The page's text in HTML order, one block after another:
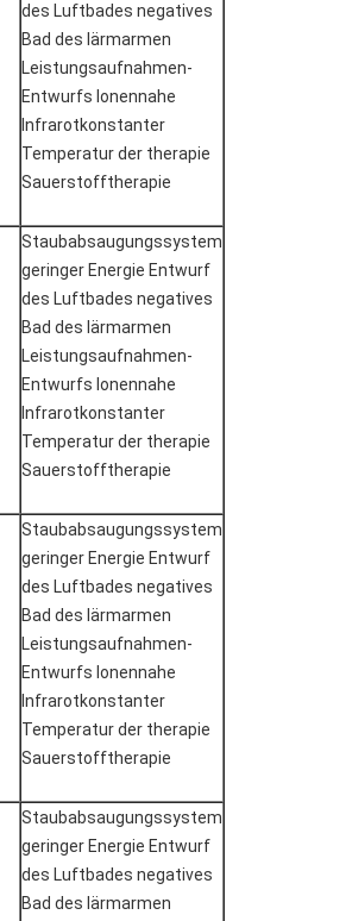
des Luftbades negatives
Bad des lärmarmen
Leistungsaufnahmen-
Entwurfs Ionennahe
Infrarotkonstanter
Temperatur der therapie
Sauerstofftherapie
Staubabsaugungssystem
geringer Energie Entwurf
des Luftbades negatives
Bad des lärmarmen
Leistungsaufnahmen-
Entwurfs Ionennahe
Infrarotkonstanter
Temperatur der therapie
Sauerstofftherapie
Staubabsaugungssystem
geringer Energie Entwurf
des Luftbades negatives
Bad des lärmarmen
Leistungsaufnahmen-
Entwurfs Ionennahe
Infrarotkonstanter
Temperatur der therapie
Sauerstofftherapie
Staubabsaugungssystem
geringer Energie Entwurf
des Luftbades negatives
Bad des lärmarmen